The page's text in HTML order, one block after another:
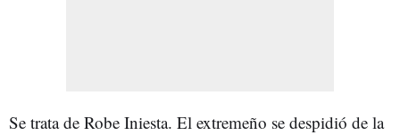
Se trata de Robe Iniesta. El extremeño se despidió de la